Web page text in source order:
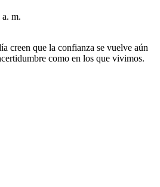
m.
creen que la confianza se vuelve aún
como en los que vivimos.